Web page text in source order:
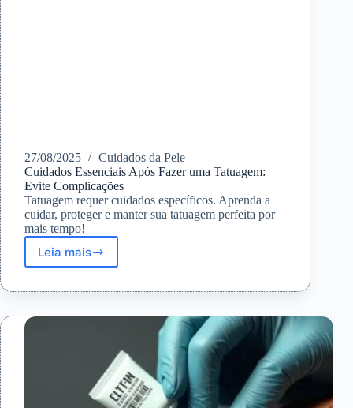
27/08/2025
Cuidados da Pele
Cuidados Essenciais Após Fazer uma Tatuagem:
Evite Complicações
Tatuagem requer cuidados específicos. Aprenda a
cuidar, proteger e manter sua tatuagem perfeita por
mais tempo!
Leia maisCuidados
Após
uma
Complicações